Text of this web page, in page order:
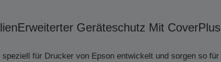
Erweiterter Geräteschutz Mit CoverPlus
speziell für Drucker von Epson entwickelt und sorgen so